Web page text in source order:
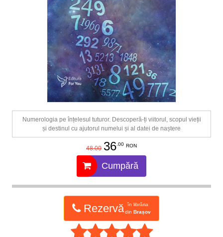
Numerologia pe înțelesul tuturor. Descoperă-ți viitorul, scopul vieții
și destinul cu ajutorul numelui și al datei de naștere
48.00 36.00 RON
Cumpără
Rezervă
în librăria
din Brașov